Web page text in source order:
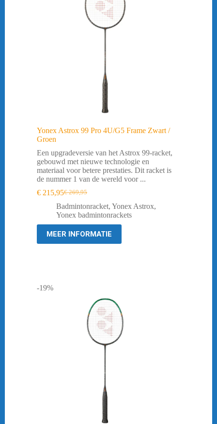
Yonex Astrox 99 Pro 4U/G5 Frame Zwart /
Groen
Een upgradeversie van het Astrox 99-racket,
gebouwd met nieuwe technologie en
materiaal voor betere prestaties. Dit racket is
de nummer 1 van de wereld voor ...
€269,95
Oorspronkelijke
prijs
was:
€ 215,95Huidige
prijs
is:
Badmintonracket, Yonex Astrox,
Yonex badmintonrackets
MEER INFORMATIE
-19%